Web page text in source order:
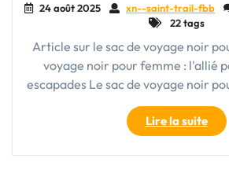
24 août 2025 xn--saint-trail-fbb
22 tags
Article sur le sac de voyage noir
voyage noir pour femme : l'allié
escapades Le sac de voyage noir
Lire la suite"Le
sac
de